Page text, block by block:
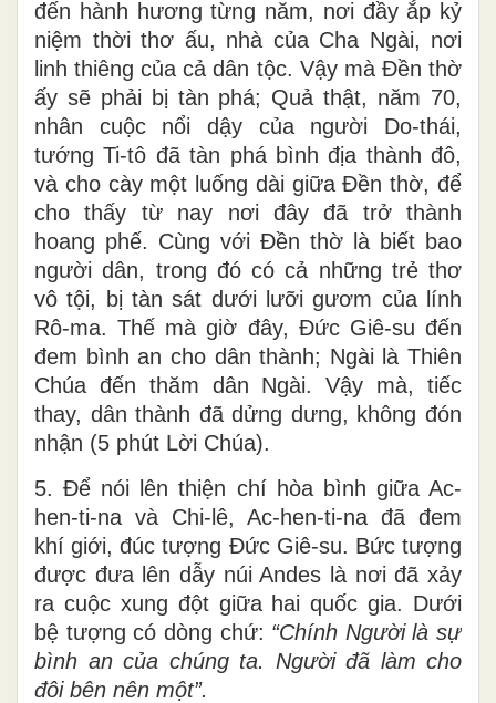
đến hành hương từng năm, nơi đầy ắp kỷ
niệm thời thơ ấu, nhà của Cha Ngài, nơi
linh thiêng của cả dân tộc. Vậy mà Đền thờ
ấy sẽ phải bị tàn phá; Quả thật, năm 70,
nhân cuộc nổi dậy của người Do-thái,
tướng Ti-tô đã tàn phá bình địa thành đô,
và cho cày một luống dài giữa Đền thờ, để
cho thấy từ nay nơi đây đã trở thành
hoang phế. Cùng với Đền thờ là biết bao
người dân, trong đó có cả những trẻ thơ
vô tội, bị tàn sát dưới lưỡi gươm của lính
Rô-ma. Thế mà giờ đây, Đức Giê-su đến
đem bình an cho dân thành; Ngài là Thiên
Chúa đến thăm dân Ngài. Vậy mà, tiếc
thay, dân thành đã dửng dưng, không đón
nhận (5 phút Lời Chúa).
5. Để nói lên thiện chí hòa bình giữa Ac-
hen-ti-na và Chi-lê, Ac-hen-ti-na đã đem
khí giới, đúc tượng Đức Giê-su. Bức tượng
được đưa lên dẫy núi Andes là nơi đã xảy
ra cuộc xung đột giữa hai quốc gia. Dưới
bệ tượng có dòng chứ: “Chính Người là sự
bình an của chúng ta. Người đã làm cho
đôi bên nên một”.